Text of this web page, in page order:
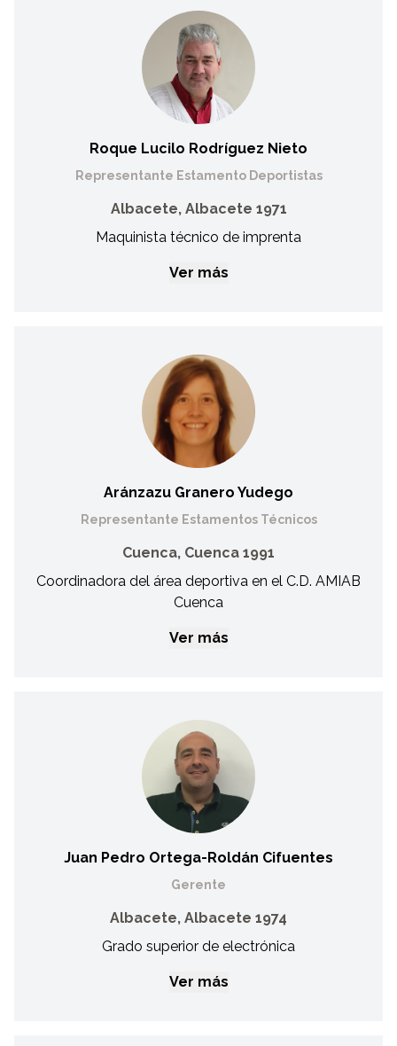
Representante Estamentos Clubes
Presidenta Club Deportivo Desarrollo. Diplomada en
Fisioterapia por la Universidad de Valencia en 1989. Máster
en Terapia Manual por la Universidad de Alcalá de Henares.
Fisioterapeuta de A. Primaria del SESCAM. Vicetesorera de la
A. Desarrollo desde 2007 e impulsora del deporte en esta
autismo Albacete en el año 2015 con la intención de
pertenecer al deporte federado y llevar a nuestros
deportistas a las competiciones organizadas por FECAM.
Roque Lucilo Rodríguez Nieto
Representante Estamento Deportistas
Albacete, Albacete 1971
Maquinista técnico de imprenta
Ver más
Representante Estamento Deportistas
Es maquinista técnico de imprenta en la Fundación Asla
(dependiente de la asociación Asprona) desde el año 1991.
En Fecam, es deportista desde hace más de 10 años y
miembro de la selección de Fecam desde el año 2011,
siendo campeón de España en Lanzamiento de Disco en el
Aránzazu Granero Yudego
Representante Estamentos Técnicos
Cuenca, Cuenca 1991
Coordinadora del área deportiva en el C.D. AMIAB
Cuenca
Ver más
Representante Estamentos Técnicos
Técnico en Conducción de Actividades Físico-deportivas en
el Medio Natural (TCAF) Técnico superior en Animación de
Actividades físicas y deportivas (TAFAD). Dietética y nutrición
deportiva. Trastornos del autismo infantil. Curso de
discapacidad intelectual Special Olympics.
Juan Pedro Ortega-Roldán Cifuentes
Gerente
Albacete, Albacete 1974
Grado superior de electrónica
Ver más